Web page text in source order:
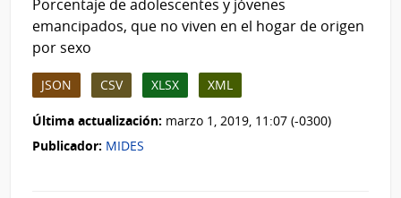
Porcentaje de adolescentes y jóvenes
emancipados, que no viven en el hogar de origen
por sexo
JSON CSV XLSX XML
Última actualización: marzo 1, 2019, 11:07 (-0300)
Publicador: MIDES